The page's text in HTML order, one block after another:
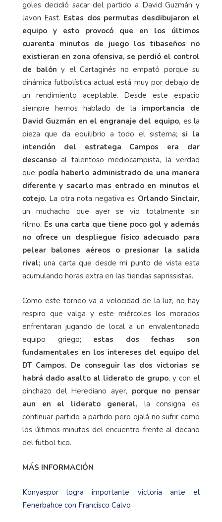
goles decidió sacar del partido a David Guzmán y
Javon East. Estas dos permutas desdibujaron el
equipo y esto provocó que en los últimos
cuarenta minutos de juego los tibaseños no
existieran en zona ofensiva, se perdió el control
de balón y el Cartaginés no empató porque su
dinámica futbolística actual está muy por debajo de
un rendimiento aceptable. Desde este espacio
siempre hemos hablado de la importancia de
David Guzmán en el engranaje del equipo, es la
pieza que da equilibrio a todo el sistema; si la
intención del estratega Campos era dar
descanso al talentoso mediocampista, la verdad
que podía haberlo administrado de una manera
diferente y sacarlo mas entrado en minutos el
cotejo. La otra nota negativa es Orlando Sinclair,
un muchacho que ayer se vio totalmente sin
ritmo. Es una carta que tiene poco gol y además
no ofrece un despliegue físico adecuado para
pelear balones aéreos o presionar la salida
rival; una carta que desde mi punto de vista esta
acumulando horas extra en las tiendas saprissistas.
Como este torneo va a velocidad de la luz, no hay
respiro que valga y este miércoles los morados
enfrentaran jugando de local a un envalentonado
equipo griego; estas dos fechas son
fundamentales en los intereses del equipo del
DT Campos. De conseguir las dos victorias se
habrá dado asalto al liderato de grupo, y con el
pinchazo del Herediano ayer, porque no pensar
aun en el liderato general, la consigna es
continuar partido a partido pero ojalá no sufrir como
los últimos minutos del encuentro frente al decano
del futbol tico.
MÁS INFORMACIÓN
Konyaspor logra importante victoria ante el
Fenerbahce con Francisco Calvo